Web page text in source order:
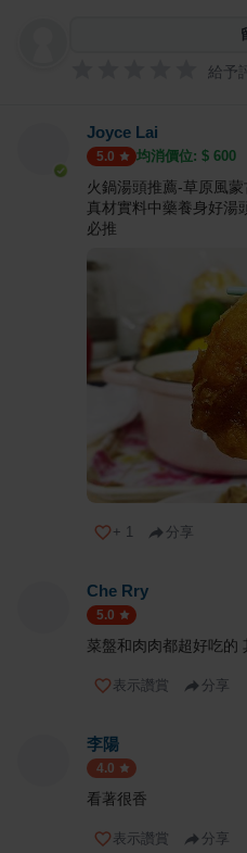
給予
Joyce Lai
5.0 均消價位: $ 600
火鍋湯頭推薦-草原風
真材實料中藥養身好湯
必推
+ 1 分享
Che Rry
5.0
菜盤和肉肉都超好吃的
表示讚賞 分享
李陽
4.0
看著很香
表示讚賞 分享